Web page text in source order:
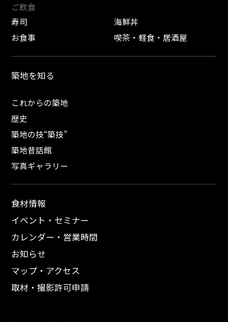
ご飲食
寿司
海鮮丼
お食事
喫茶・軽食・居酒屋
築地を知る
これからの築地
歴史
築地の技“築技”
築地昔話館
写真ギャラリー
食材情報
イベント・セミナー
カレンダー・営業時間
お知らせ
マップ・アクセス
取材・撮影許可申請